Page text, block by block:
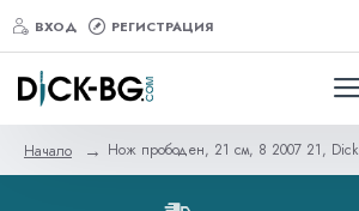
ВХОД РЕГИСТРАЦИЯ
Начало Нож прободен, 21 см, 8 2007 21, Dick